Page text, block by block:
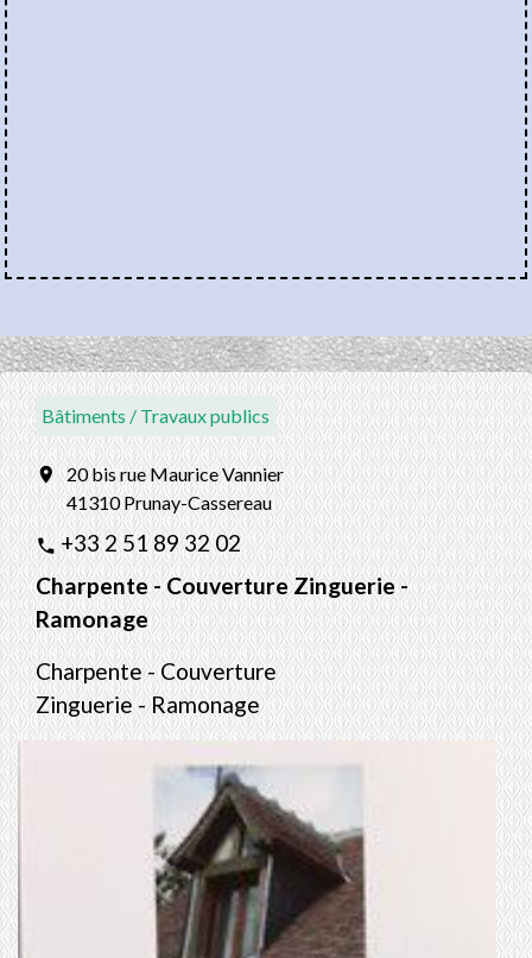
Bâtiments / Travaux publics
location_on
20 bis rue Maurice Vannier
41310 Prunay-Cassereau
phone +33 2 51 89 32 02
Charpente - Couverture Zinguerie -
Ramonage
Charpente - Couverture
Zinguerie - Ramonage